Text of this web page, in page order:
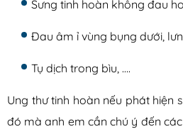
Sưng tinh hoàn không đau
Đau âm ỉ vùng bụng dưới,
Tụ dịch trong bìu, ….
Ung thư tinh hoàn nếu phát hiện
đó mà anh em cần chú ý đến